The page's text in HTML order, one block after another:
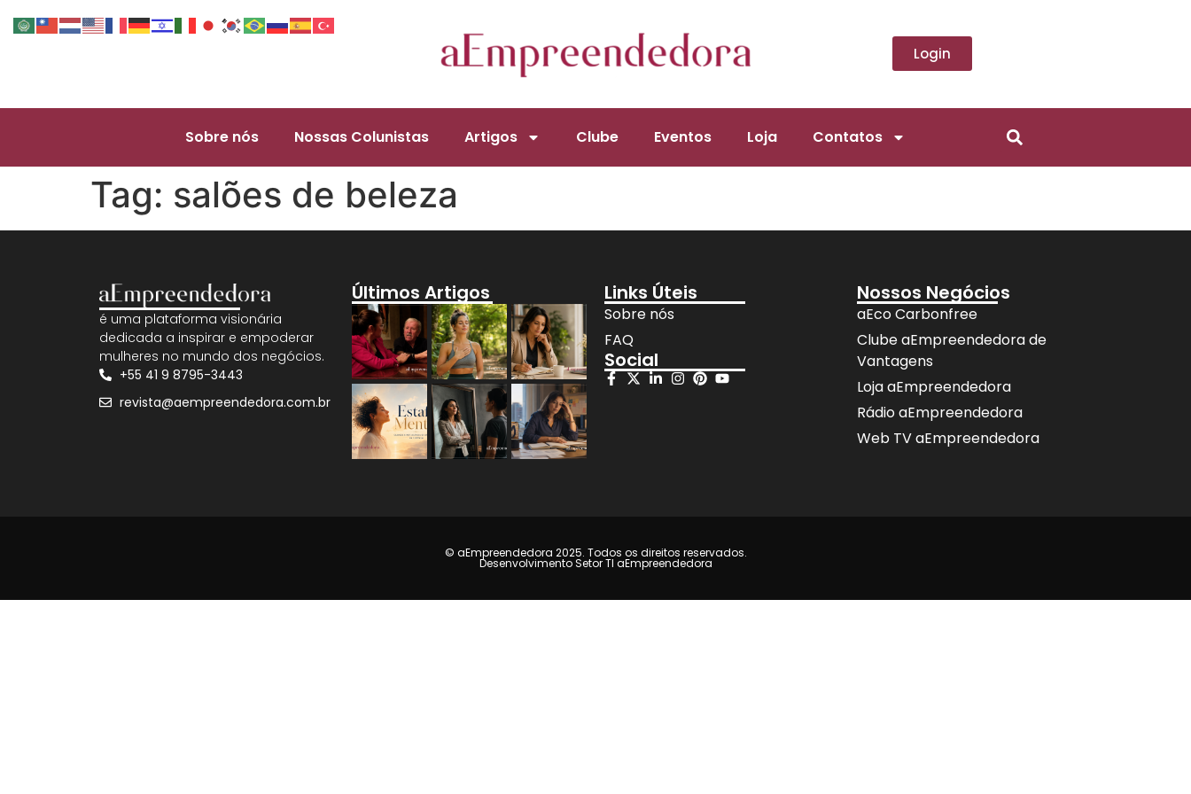
Login
Sobre nós Nossas Colunistas Artigos Clube Eventos Loja Contatos
Tag: salões de beleza
é uma plataforma visionária
dedicada a inspirar e empoderar
mulheres no mundo dos negócios.
+55 41 9 8795-3443
revista@aempreendedora.com.br
Últimos Artigos Links Úteis
Sobre nós
FAQ
Social
Nossos Negócios
aEco Carbonfree
Clube aEmpreendedora de
Vantagens
Loja aEmpreendedora
Rádio aEmpreendedora
Web TV aEmpreendedora
© aEmpreendedora 2025. Todos os direitos reservados.
Desenvolvimento Setor TI aEmpreendedora